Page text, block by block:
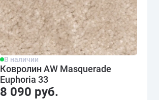
В наличии
Ковролин AW Masquerade
Euphoria 33
8 090 руб.